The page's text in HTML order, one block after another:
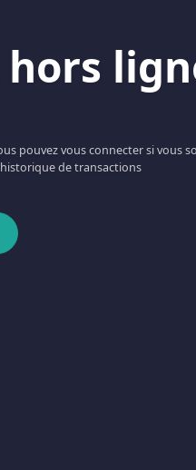
pouvez vous connecter si vous
de transactions